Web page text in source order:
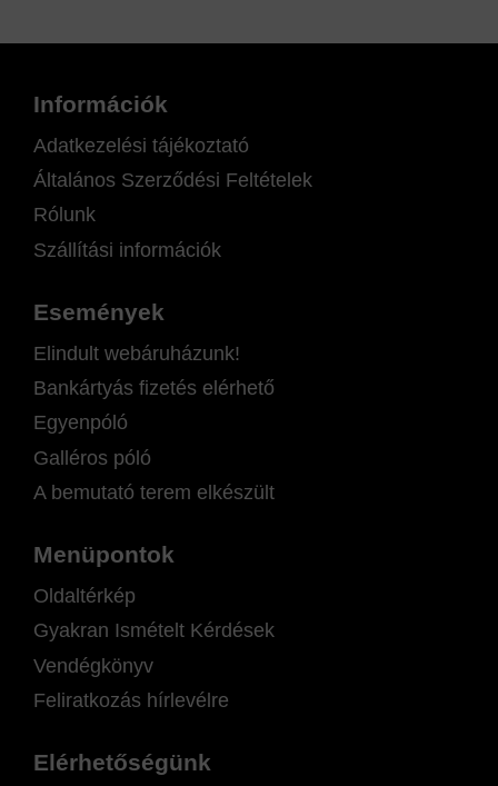
Információk
Adatkezelési tájékoztató
Általános Szerződési Feltételek
Rólunk
Szállítási információk
Események
Elindult webáruházunk!
Bankártyás fizetés elérhető
Egyenpóló
Galléros póló
A bemutató terem elkészült
Menüpontok
Oldaltérkép
Gyakran Ismételt Kérdések
Vendégkönyv
Feliratkozás hírlevélre
Elérhetőségünk